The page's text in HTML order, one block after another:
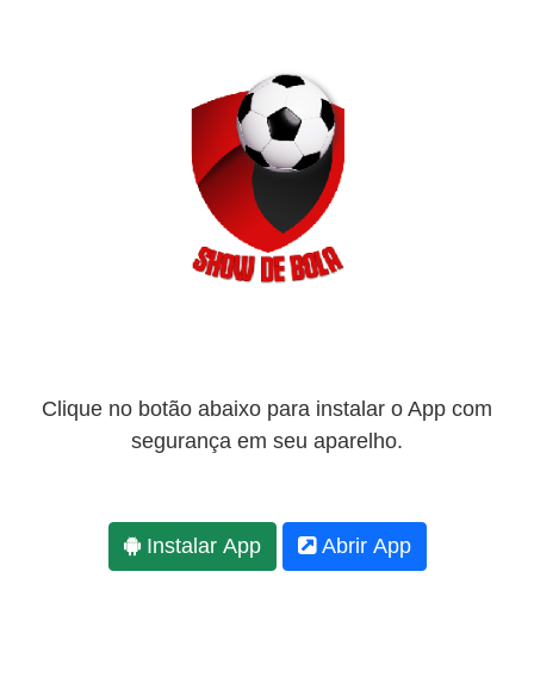
Clique no botão abaixo para instalar o App com
segurança em seu aparelho.
Instalar App Abrir App